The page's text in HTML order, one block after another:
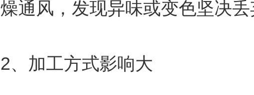
燥通风，发现异味或变色坚决丢
2、加工方式影响大